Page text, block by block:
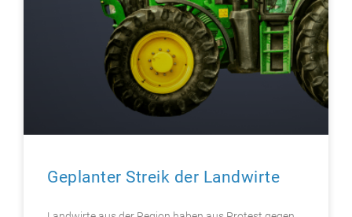
Geplanter Streik der Landwirte